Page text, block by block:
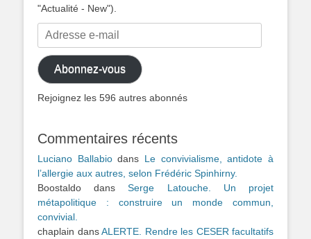
"Actualité - New").
Adresse
mail
Abonnez-vous
Rejoignez les 596 autres abonnés
Commentaires récents
Luciano Ballabiodans Le convivialisme, antidote à
l’allergie aux autres, selon Frédéric Spinhirny.
Boostaldo dansSerge Latouche. Un projet
métapolitique : construire un monde commun,
convivial.
chaplain dansALERTE. Rendre les CESER facultatifs